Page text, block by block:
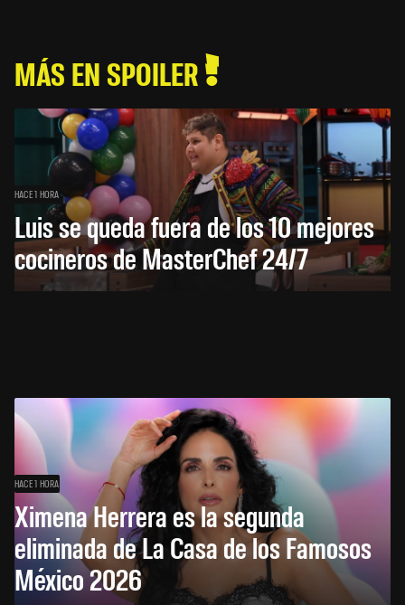
MÁS EN SPOILER
HACE 1 HORA
Luis se queda fuera de los 10 mejores
cocineros de MasterChef 24/7
HACE 1 HORA
Ximena Herrera es la segunda
eliminada de La Casa de los Famosos
México 2026